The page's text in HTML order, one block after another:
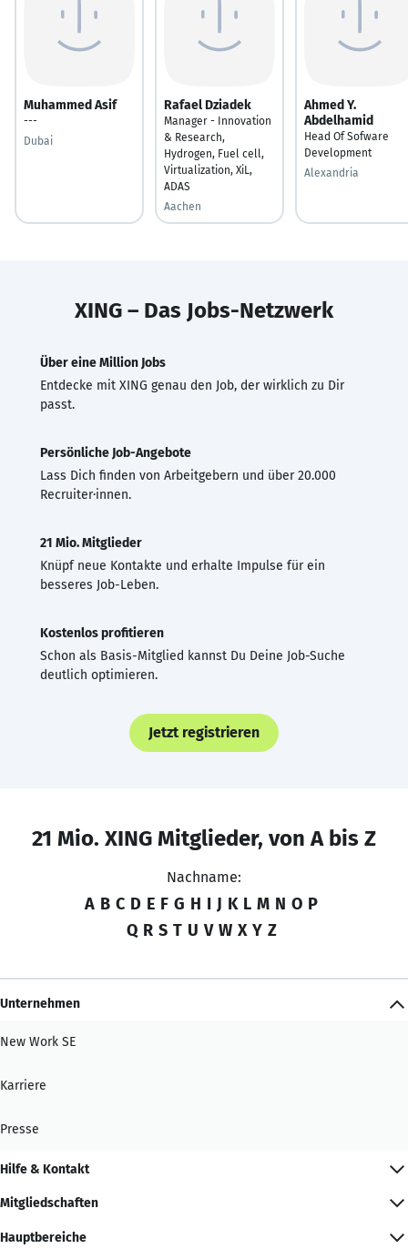
Muhammed Asif
---
Dubai
Rafael Dziadek
Manager - Innovation
& Research,
Hydrogen, Fuel cell,
Virtualization, XiL,
ADAS
Aachen
Ahmed Y.
Abdelhamid
Head Of Sofware
Development
Alexandria
XING – Das Jobs-Netzwerk
Über eine Million Jobs
Entdecke mit XING genau den Job, der wirklich zu Dir
passt.
Persönliche Job-Angebote
Lass Dich finden von Arbeitgebern und über 20.000
Recruiter·innen.
21 Mio. Mitglieder
Knüpf neue Kontakte und erhalte Impulse für ein
besseres Job-Leben.
Kostenlos profitieren
Schon als Basis-Mitglied kannst Du Deine Job-Suche
deutlich optimieren.
Jetzt registrieren
21 Mio. XING Mitglieder, von A bis Z
Nachname:
A B C D E F G H I J K L M N O P
Q R S T U V W X Y Z
Unternehmen
New Work SE
Karriere
Presse
Hilfe & Kontakt
Mitgliedschaften
Hauptbereiche